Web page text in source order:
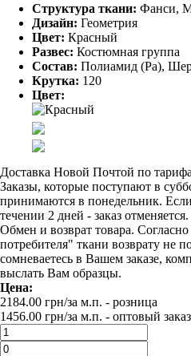
Структура ткани: Фанси,
Дизайн: Геометрия
Цвет: Красный
Развес: Костюмная группа
Состав: Полиамид (Pa),
Крутка: 120
Цвет:
Доставка Новой Почтой по
Заказы, которые поступают в
принимаются в понедельник.
течении 2 дней - заказ отменяется.
Обмен и возврат товара.
потребителя" ткани возврату не
сомневаетесь в Вашем заказе,
выслать Вам образцы.
Цена:
2184.00 грн/за м.п. - розница
1456.00 грн/за м.п. - оптовый